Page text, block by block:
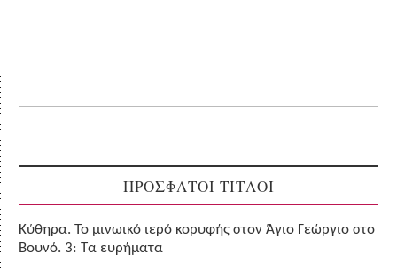
ΠΡΟΣΦΑΤΟΙ ΤΙΤΛΟΙ
Κύθηρα. Το μινωικό ιερό κορυφής στον Άγιο Γεώργιο στο
Βουνό. 3: Τα ευρήματα